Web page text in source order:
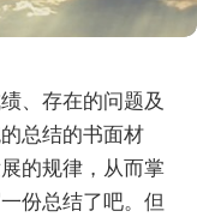
、存在的问题及
总结的书面材
的规律，从而掌
份总结了吧。但